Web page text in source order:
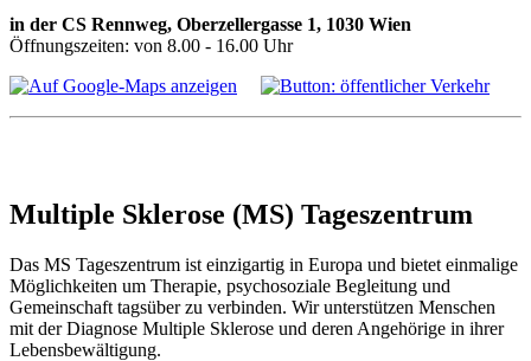
in der CS Rennweg, Oberzellergasse 1, 1030 Wien
Öffnungszeiten: von 8.00 - 16.00 Uhr
Multiple Sklerose (MS) Tageszentrum
Das MS Tageszentrum ist einzigartig in Europa und bietet einmalige
Möglichkeiten um Therapie, psychosoziale Begleitung und
Gemeinschaft tagsüber zu verbinden. Wir unterstützen Menschen
mit der Diagnose Multiple Sklerose und deren Angehörige in ihrer
Lebensbewältigung.